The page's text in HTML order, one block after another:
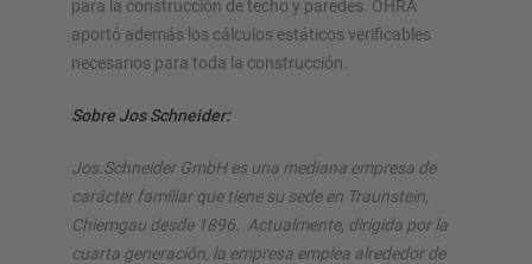
para la construcción de techo y paredes. OHRA
aportó además los cálculos estáticos verificables
necesarios para toda la construcción.
Sobre Jos Schneider:
Jos.Schneider GmbH es una mediana empresa de
carácter familiar que tiene su sede en Traunstein,
Chiemgau desde 1896. Actualmente, dirigida por la
cuarta generación, la empresa emplea alrededor de